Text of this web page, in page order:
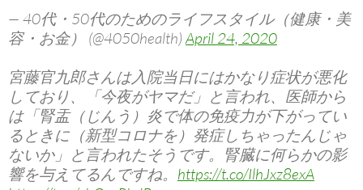
— 40代・50代のためのライフスタイル（健康・美
容・お金） (@4050health)April 24, 2020
宮藤官九郎さんは入院当日にはかなり症状が悪化
しており、「今夜がヤマだ」と言われ、医師から
は「腎盂（じんう）炎で体の免疫力が下がってい
るときに（新型コロナを）発症しちゃったんじゃ
ないか」と言われたそうです。腎臓に何らかの影
響を与えてるんですね。 https://t.co/IlhJxz8exA